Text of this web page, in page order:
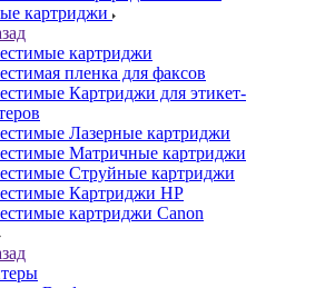
картриджи
картриджи
пленка для факсов
Картриджи для этикет-
Лазерные картриджи
Матричные картриджи
Струйные картриджи
Картриджи HP
картриджи Canon